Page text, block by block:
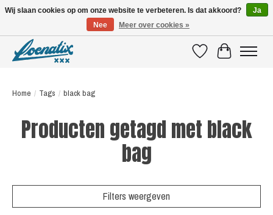
VerlanglijstWinkelwagen
Home / Tags / black bag
Producten getagd met black
bag
Filters weergeven
Wij slaan cookies op om onze website te verbeteren. Is dat akkoord?
Ja
Nee
Meer over cookies »